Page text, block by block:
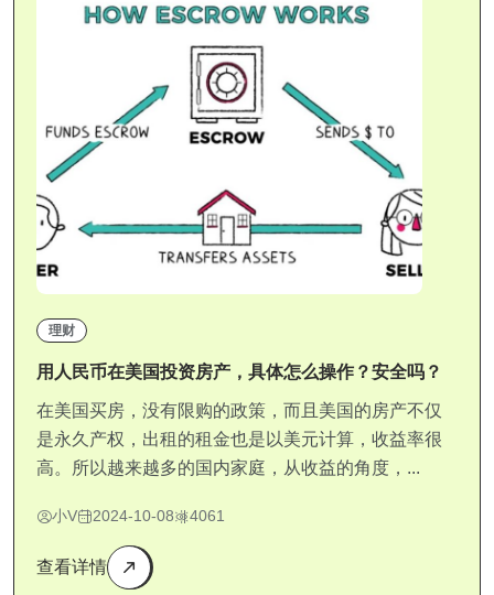
理财
用人民币在美国投资房产，具体怎么操作？安全吗？
在美国买房，没有限购的政策，而且美国的房产不仅
是永久产权，出租的租金也是以美元计算，收益率很
高。所以越来越多的国内家庭，从收益的角度，...
小V 2024-10-08 4061
查看详情